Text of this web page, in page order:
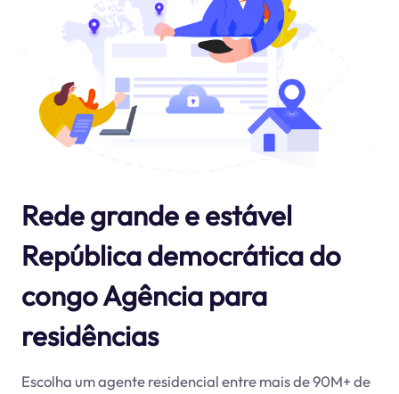
Rede grande e estável
República democrática do
congo Agência para
residências
Escolha um agente residencial entre mais de 90M+ de